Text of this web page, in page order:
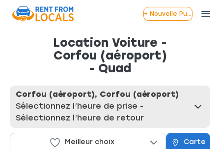
+ Nouvelle Publication
Location Voiture -
Corfou (aéroport)
- Quad
Corfou (aéroport), Corfou (aéroport)
Sélectionnez l’heure de prise -
Sélectionnez l’heure de retour
Meilleur choix Carte